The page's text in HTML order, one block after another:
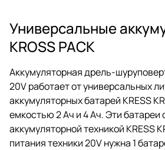
Универсальные
KROSS PACK
Аккумуляторная дрель-
20V работает от универсальных
аккумуляторных батарей KRESS
емкостью 2 Ач и 4 Ач. Эти
аккумуляторной техникой KRESS
питания техники 20V нужна 1